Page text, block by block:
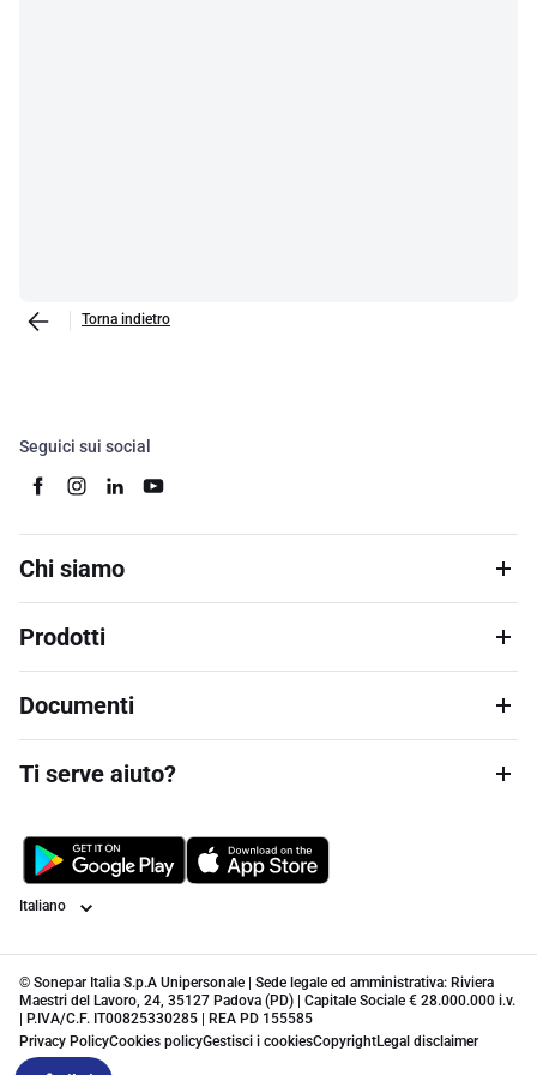
Torna indietro
Seguici sui social
Chi siamo
Prodotti
Documenti
Ti serve aiuto?
Lingua
© Sonepar Italia S.p.A Unipersonale | Sede legale ed amministrativa: Riviera
Maestri del Lavoro, 24, 35127 Padova (PD) | Capitale Sociale € 28.000.000 i.v.
| P.IVA/C.F. IT00825330285 | REA PD 155585
Privacy PolicyCookies policyGestisci i cookiesCopyrightLegal disclaimer